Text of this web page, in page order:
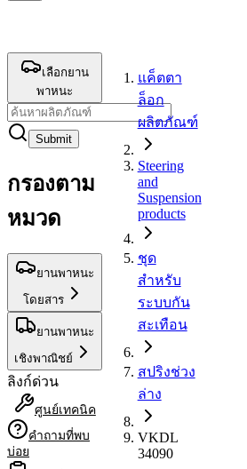
เลือกยาน
พาหนะ
Submit
กรองตาม
หมวด
ยานพาหนะ
โดยสาร
ยานพาหนะ
เชิงพาณิชย์
ลิงก์ด่วน
ศูนย์เทคนิค
คำถามที่พบ
บ่อย
แค็ตตา
ล็อก
ผลิตภัณฑ์
Steering
and
Suspension
products
ชุด
สำหรับ
ระบบกัน
สะเทือน
สปริงช่วง
ล่าง
VKDL
34090